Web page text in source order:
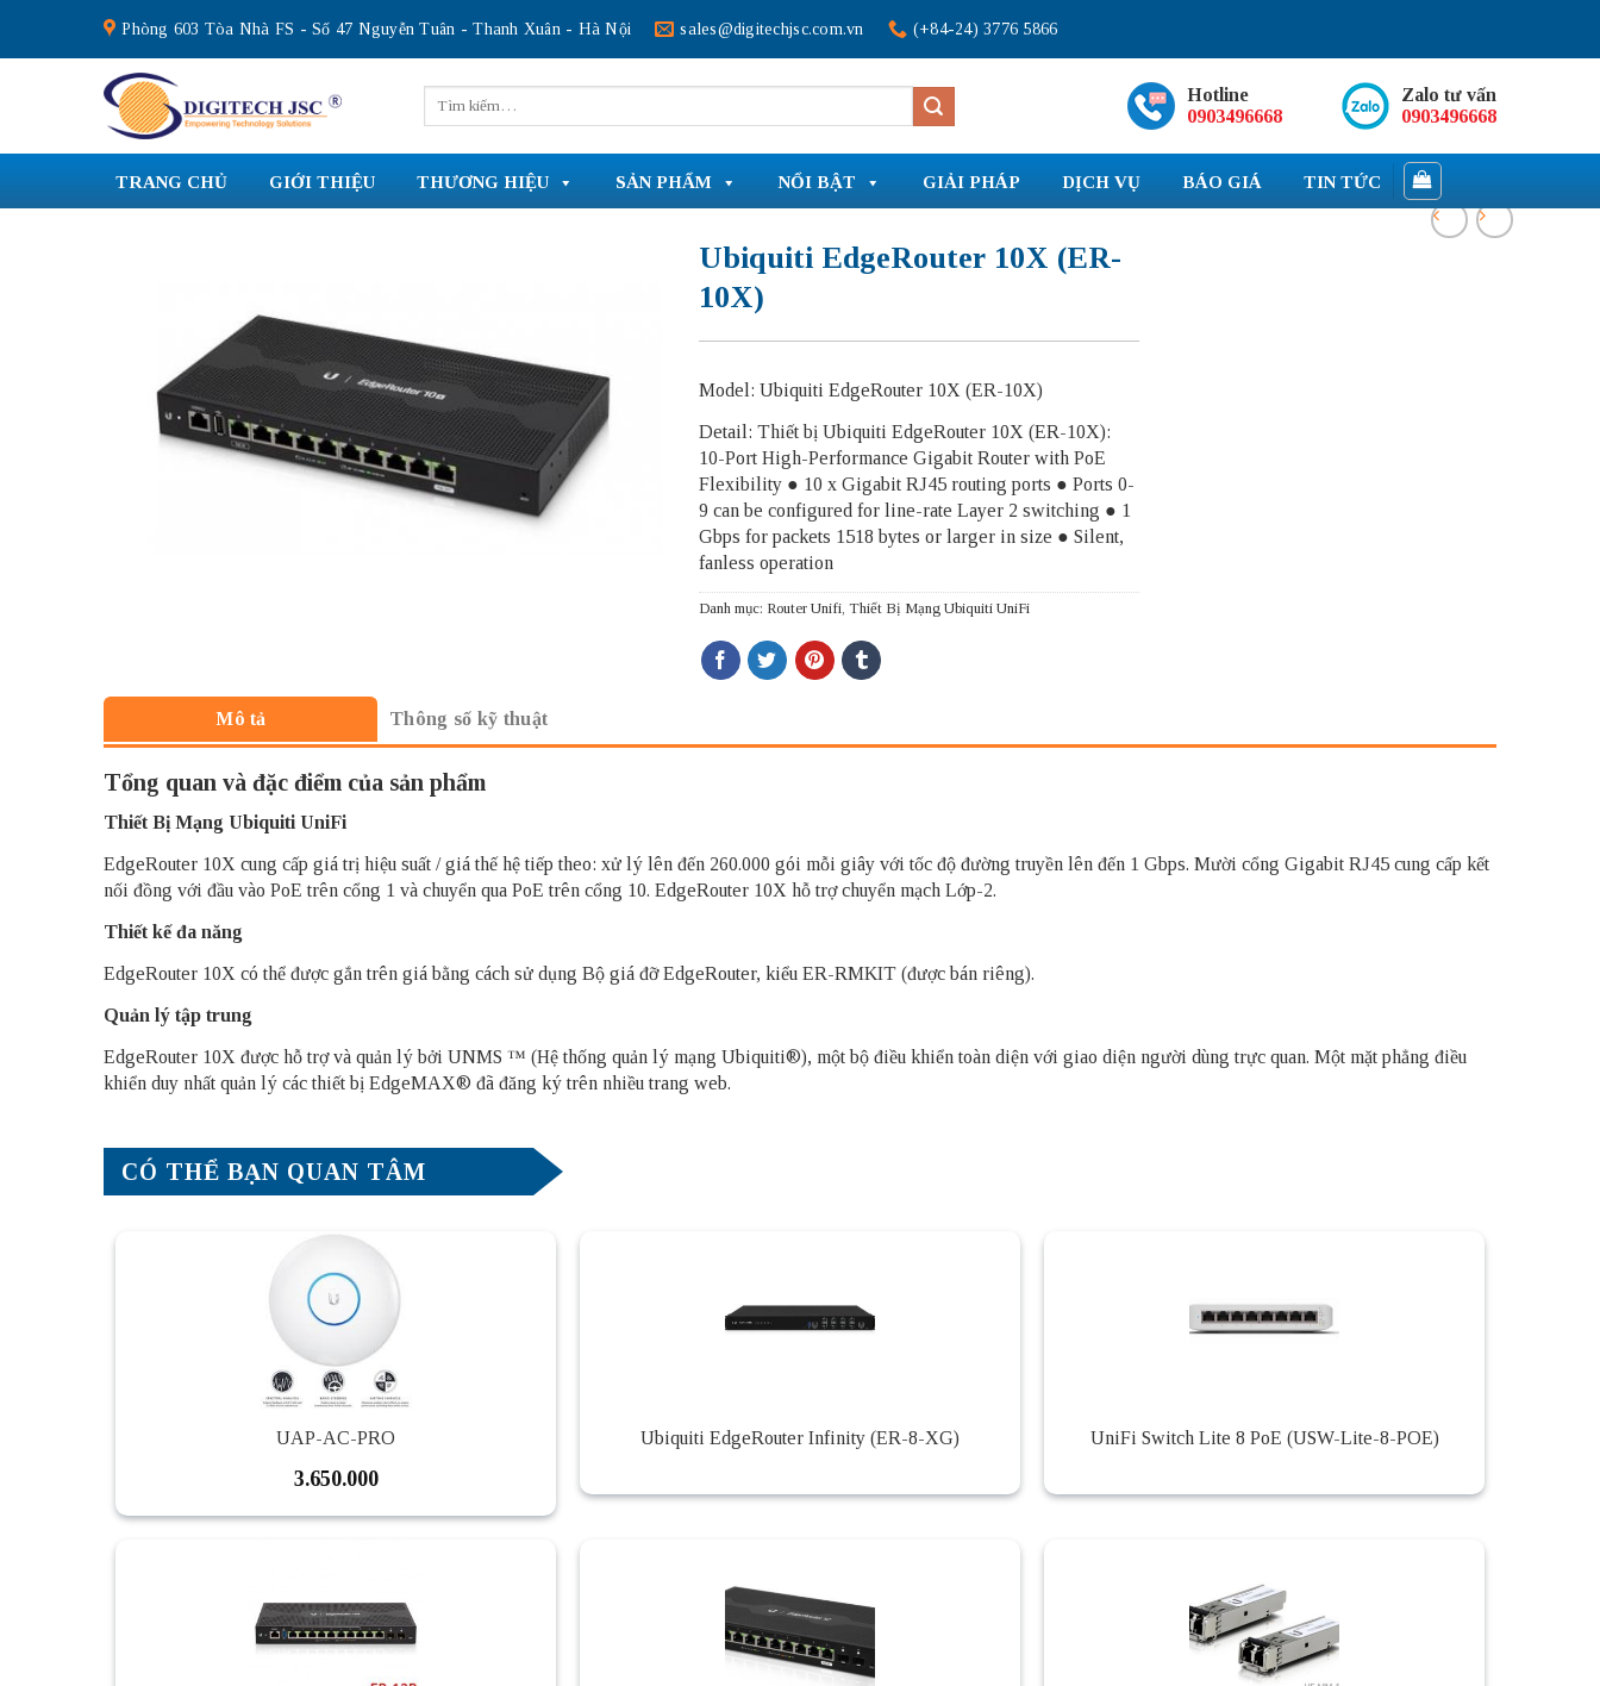
content
Phòng 603 Tòa Nhà FS - Số 47 Nguyễn Tuân - Thanh Xuân - Hà Nội sales@digitechjsc.com.vn (+84-24) 3776 5866
kiếm:
Hotline
0903496668
Zalo tư vấn
0903496668
TRANG CHỦ GIỚI THIỆU THƯƠNG HIỆU SẢN PHẨM NỔI BẬT GIẢI PHÁP DỊCH VỤ BÁO GIÁ TIN TỨC
Ubiquiti EdgeRouter 10X (ER-
10X)
Model: Ubiquiti EdgeRouter 10X (ER-10X)
Detail: Thiết bị Ubiquiti EdgeRouter 10X (ER-10X):
10-Port High-Performance Gigabit Router with PoE
Flexibility ● 10 x Gigabit RJ45 routing ports ● Ports 0-
9 can be configured for line-rate Layer 2 switching ● 1
Gbps for packets 1518 bytes or larger in size ● Silent,
fanless operation
Danh mục: Router Unifi, Thiết Bị Mạng Ubiquiti UniFi
Mô tả Thông số kỹ thuật
Tổng quan và đặc điểm của sản phẩm
Thiết Bị Mạng Ubiquiti UniFi
EdgeRouter 10X cung cấp giá trị hiệu suất / giá thế hệ tiếp theo: xử lý lên đến 260.000 gói mỗi giây với tốc độ đường truyền lên đến 1 Gbps. Mười cổng Gigabit RJ45 cung cấp kết
nối đồng với đầu vào PoE trên cổng 1 và chuyển qua PoE trên cổng 10. EdgeRouter 10X hỗ trợ chuyển mạch Lớp-2.
Thiết kế đa năng
EdgeRouter 10X có thể được gắn trên giá bằng cách sử dụng Bộ giá đỡ EdgeRouter, kiểu ER-RMKIT (được bán riêng).
Quản lý tập trung
EdgeRouter 10X được hỗ trợ và quản lý bởi UNMS ™ (Hệ thống quản lý mạng Ubiquiti®), một bộ điều khiển toàn diện với giao diện người dùng trực quan. Một mặt phẳng điều
khiển duy nhất quản lý các thiết bị EdgeMAX® đã đăng ký trên nhiều trang web.
CÓ THỂ BẠN QUAN TÂM
UAP-AC-PRO
3.650.000
Ubiquiti EdgeRouter Infinity (ER-8-XG) UniFi Switch Lite 8 PoE (USW-Lite-8-POE)